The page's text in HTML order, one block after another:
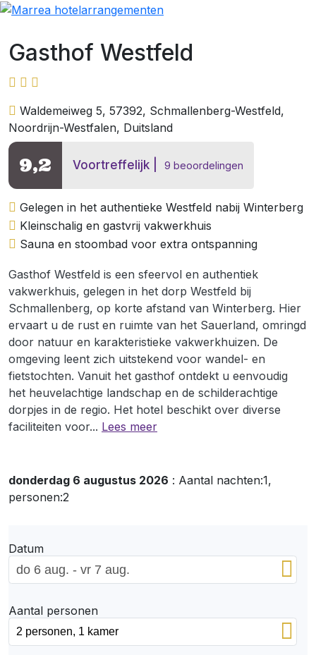
Gasthof Westfeld
Waldemeiweg 5, 57392, Schmallenberg-Westfeld,
Noordrijn-Westfalen, Duitsland
Voortreffelijk 9 beoordelingen
9,2
Gelegen in het authentieke Westfeld nabij Winterberg
Kleinschalig en gastvrij vakwerkhuis
Sauna en stoombad voor extra ontspanning
Gasthof Westfeld is een sfeervol en authentiek
vakwerkhuis, gelegen in het dorp Westfeld bij
Schmallenberg, op korte afstand van Winterberg. Hier
ervaart u de rust en ruimte van het Sauerland, omringd
door natuur en karakteristieke vakwerkhuizen. De
omgeving leent zich uitstekend voor wandel- en
fietstochten. Vanuit het gasthof ontdekt u eenvoudig
het heuvelachtige landschap en de schilderachtige
dorpjes in de regio. Het hotel beschikt over diverse
faciliteiten voor... Lees meer
donderdag 6 augustus 2026 : Aantal nachten:1,
personen:2
Datum
Aantal personen